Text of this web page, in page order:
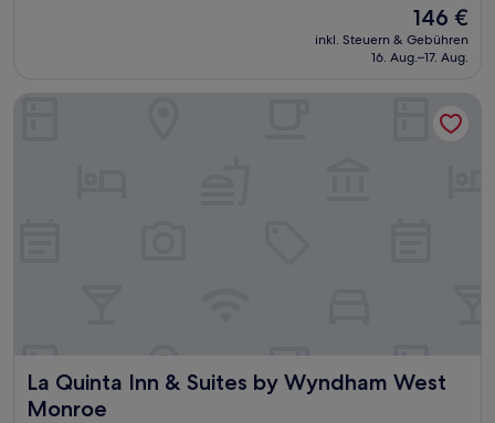
Der
Preis
beträgt
146 €
inkl. Steuern & Gebühren
16. Aug.–17. Aug.
La Quinta Inn & Suites by Wyndham West
Monroe
La Quinta Inn & Suites by Wyndham West Monroe
La Quinta Inn & Suites by Wyndham West Monroe